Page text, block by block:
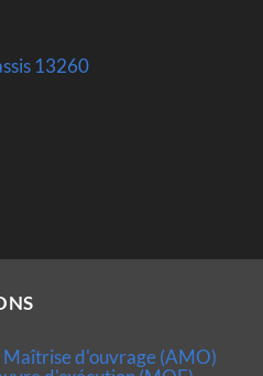
13260
Maîtrise d'ouvrage (AMO)